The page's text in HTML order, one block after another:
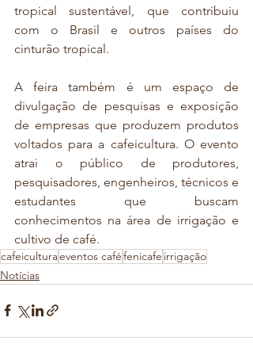
tropical sustentável, que contribuiu
com o Brasil e outros países do
cinturão tropical.
A feira também é um espaço de
divulgação de pesquisas e exposição
de empresas que produzem produtos
voltados para a cafeicultura. O evento
atrai o público de produtores,
pesquisadores, engenheiros, técnicos e
estudantes que buscam
conhecimentos na área de irrigação e
cultivo de café.
cafeiculturaeventos caféfenicafe irrigação
Notícias